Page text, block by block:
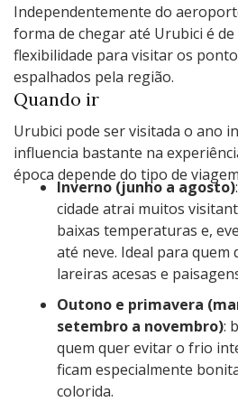
Independentemente do
forma de chegar até Urubici é
flexibilidade para visitar os
espalhados pela região.
Quando ir
Urubici pode ser visitada o ano
influencia bastante na
época depende do tipo de
Inverno (junho a agosto)
cidade atrai muitos
baixas temperaturas e,
até neve. Ideal para quem
lareiras acesas e
Outono e primavera
setembro a novembro):
quem quer evitar o frio
ficam especialmente
colorida.